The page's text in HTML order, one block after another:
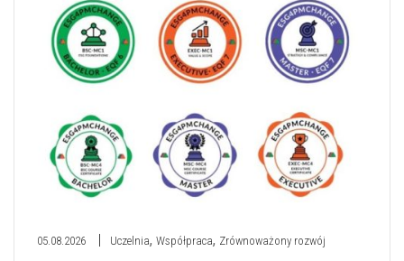
05.08.2026 Uczelnia, Współpraca, Zrównoważony rozwój